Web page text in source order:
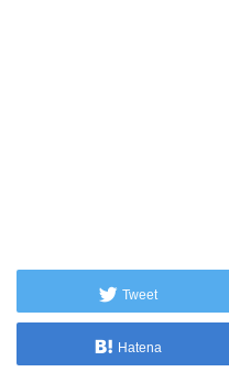
Tweet
Hatena